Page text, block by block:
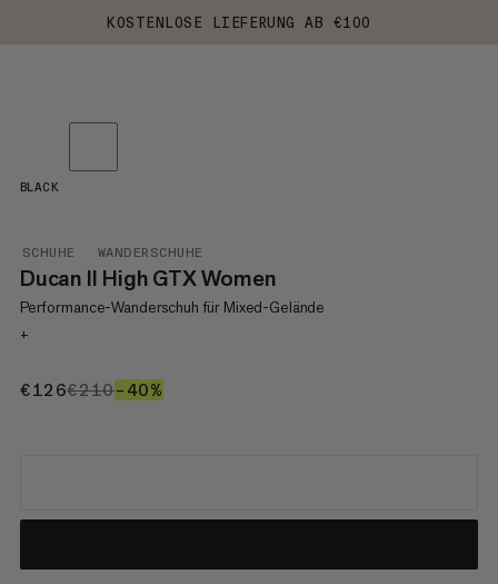
KOSTENLOSE LIEFERUNG AB €100
SCHUHE WANDERSCHUHE
Ducan II High GTX Women
Performance-Wanderschuh für Mixed-Gelände
+
€126€126
€210€210
–40%
BLACK